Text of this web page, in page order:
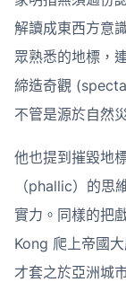
解讀成東西方意
眾熟悉的地標，
締造奇觀
不管是源於自然
他也提到摧毀地
（phallic）的思
實力。同樣的把
Kong 爬上帝國
才套之於亞洲城